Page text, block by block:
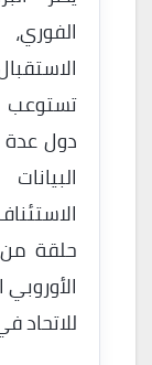
تستوعب
دول عدة
حلقة من
للاتحاد في